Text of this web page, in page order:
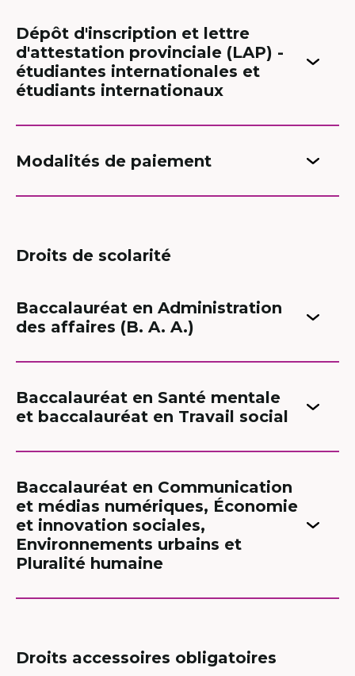
Dépôt d'inscription et lettre
d'attestation provinciale (LAP) -
étudiantes internationales et
étudiants internationaux
Modalités de paiement
Droits de scolarité
Baccalauréat en Administration
des affaires (B. A. A.)
Baccalauréat en Santé mentale
et baccalauréat en Travail social
Baccalauréat en Communication
et médias numériques, Économie
et innovation sociales,
Environnements urbains et
Pluralité humaine
Droits accessoires obligatoires